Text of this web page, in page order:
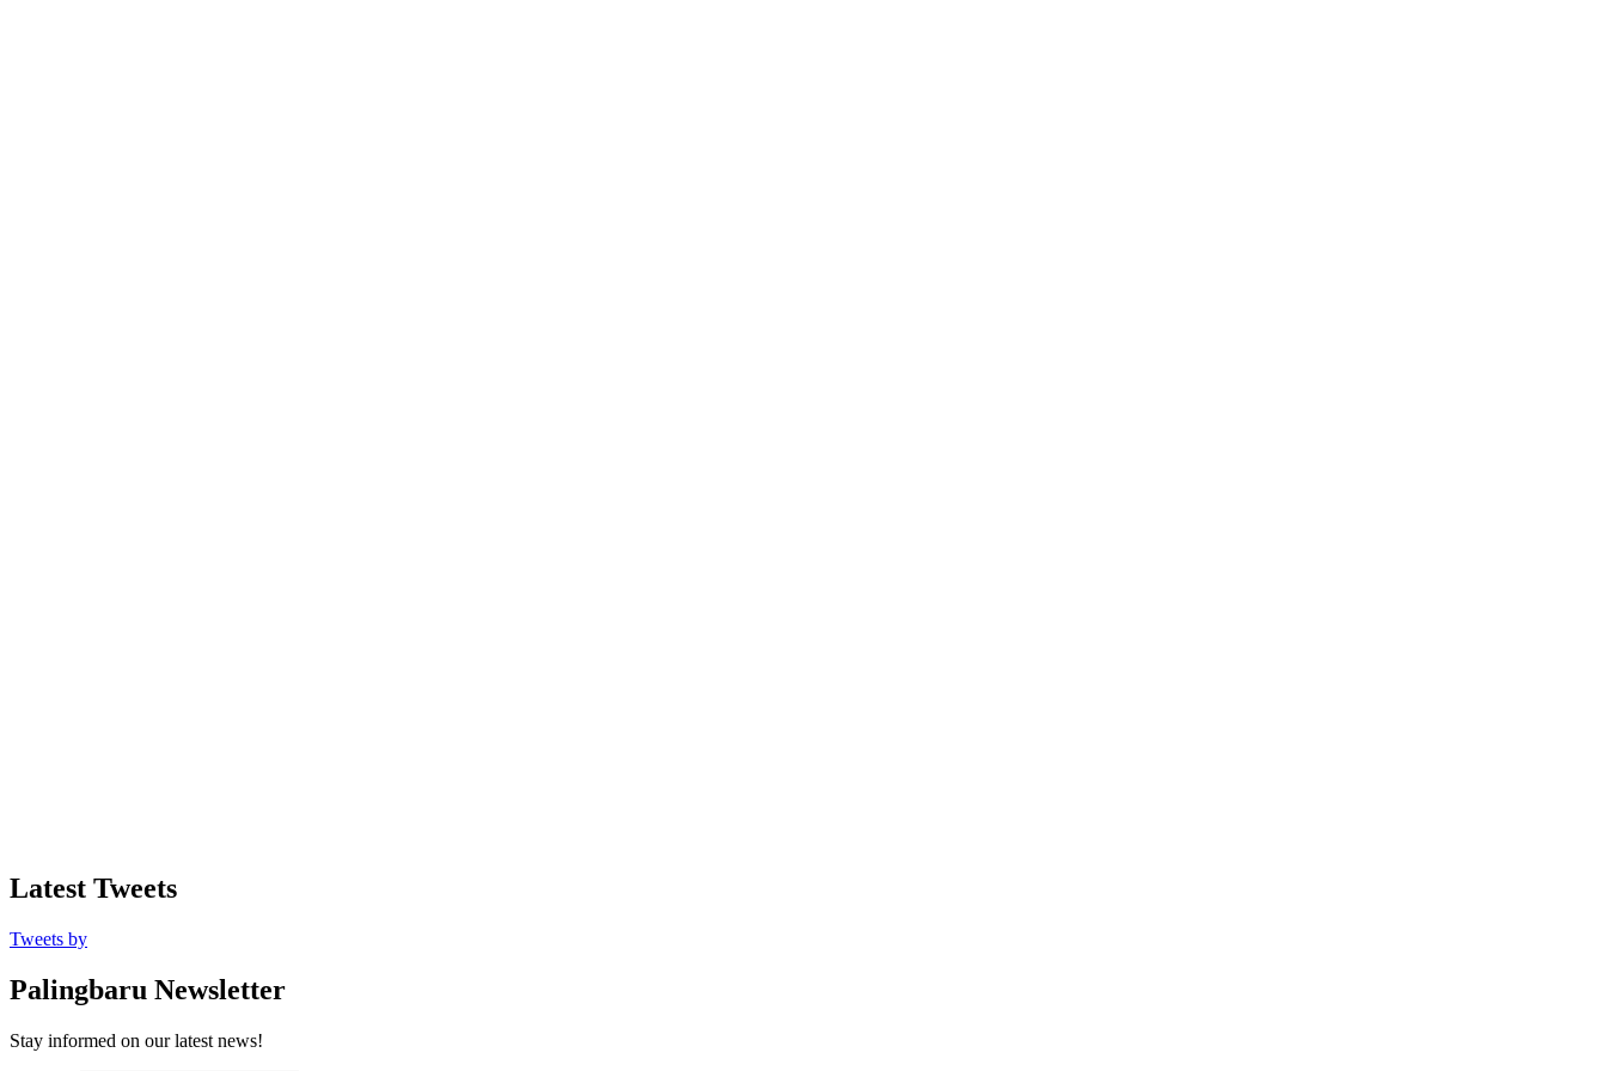
Latest Tweets
Tweets by
Palingbaru Newsletter
Stay informed on our latest news!